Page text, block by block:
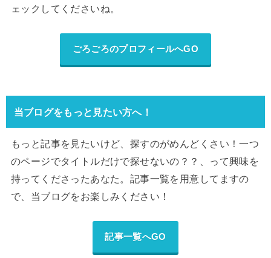
ェックしてくださいね。
ごろごろのプロフィールへGO
当ブログをもっと見たい方へ！
もっと記事を見たいけど、探すのがめんどくさい！一つ
のページでタイトルだけで探せないの？？、って興味を
持ってくださったあなた。記事一覧を用意してますの
で、当ブログをお楽しみください！
記事一覧へGO